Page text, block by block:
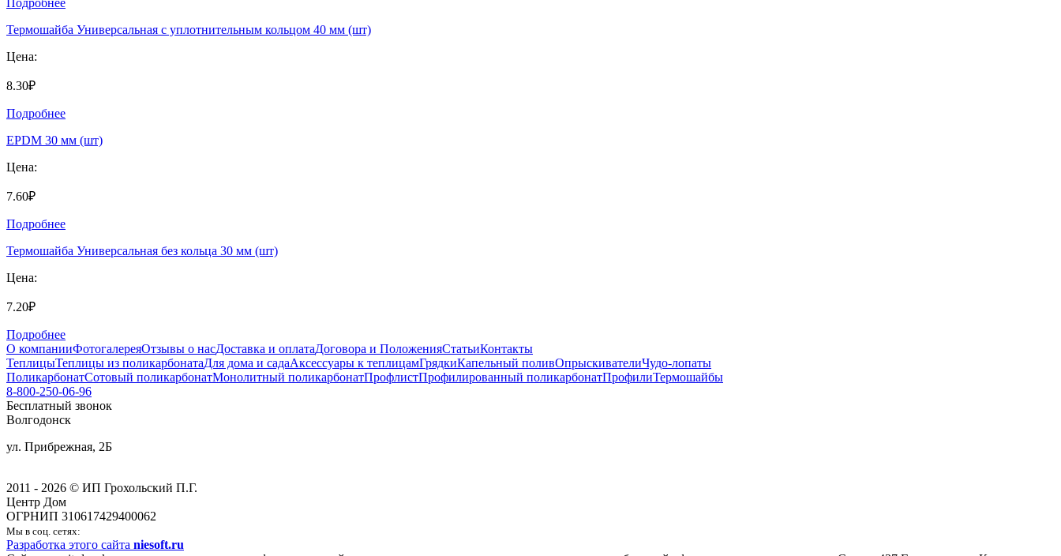
Термошайба Универсальная с уплотнительным кольцом 40 мм (шт)
Цена:
8.30₽
Подробнее
EPDM 30 мм (шт)
Цена:
7.60₽
Подробнее
Термошайба Универсальная без кольца 30 мм (шт)
Цена:
7.20₽
Подробнее
О компанииФотогалереяОтзывы о насДоставка и оплатаДоговора и ПоложенияСтатьиКонтакты
ТеплицыТеплицы из поликарбонатаДля дома и садаАксессуары к теплицамГрядкиКапельный поливОпрыскивателиЧудо-лопаты
ПоликарбонатСотовый поликарбонатМонолитный поликарбонатПрофлистПрофилированный поликарбонатПрофилиТермошайбы
8-800-250-06-96
Бесплатный звонок
Волгодонск
ул. Прибрежная, 2Б
2011 - 2026 © ИП Грохольский П.Г.
Центр Дом
ОГРНИП 310617429400062
Мы в соц. сетях:
Разработка этого сайта niesoft.ru